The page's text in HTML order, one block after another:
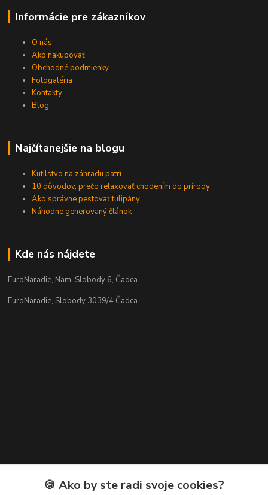
Informácie pre zákazníkov
O nás
Ako nakupovať
Obchodné podmienky
Fotogaléria
Kontakty
Blog
Najčítanejšie na blogu
Kutilstvo na záhradu patrí
10 dôvodov, prečo relaxovať chodením do prírody
Ako správne pestovať tulipány
Náhodne generovaný článok
Kde nás nájdete
EuroNáradie, Nám. Slobody 6, Čadca
EuroNáradie, Slobody 3039/4 Čadca
Kontakty
🍪 Ako by ste radi svoje cookies?